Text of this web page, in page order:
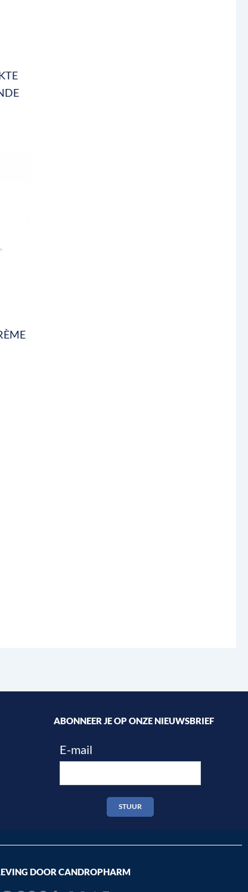
ABONNEER JE OP ONZE NIEUWSBRIEF
E-mail
STUUR
DOOR CANDROPHARM